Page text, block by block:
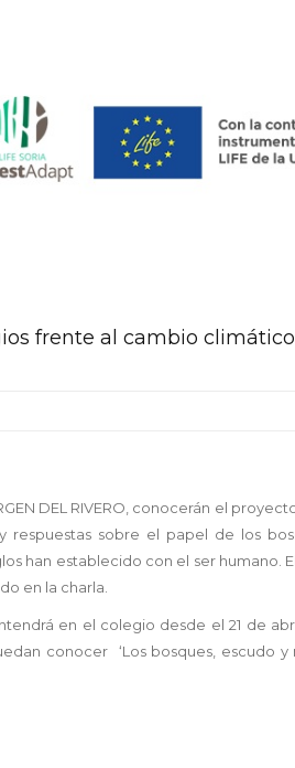
frente al cambio
DEL RIVERO, conocerán el
sobre el papel de los
han establecido con el ser humano.
en la charla.
en el colegio desde el 21 de
conocer
‘Los bosques, escudo